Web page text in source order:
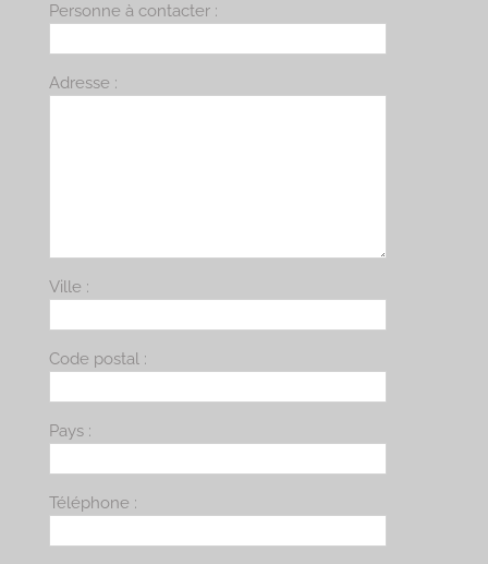
Personne à contacter :
Adresse :
Ville :
Code postal :
Pays :
Téléphone :